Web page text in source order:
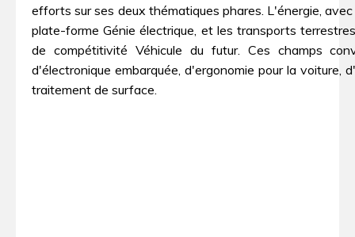
efforts sur ses deux thématiques phares. L'énergie,
plate-forme Génie électrique, et les transports
de compétitivité Véhicule du futur. Ces champs
d'électronique embarquée, d'ergonomie pour la voiture,
traitement de surface.